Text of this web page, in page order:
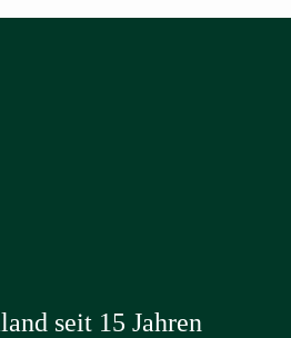
seit 15 Jahren